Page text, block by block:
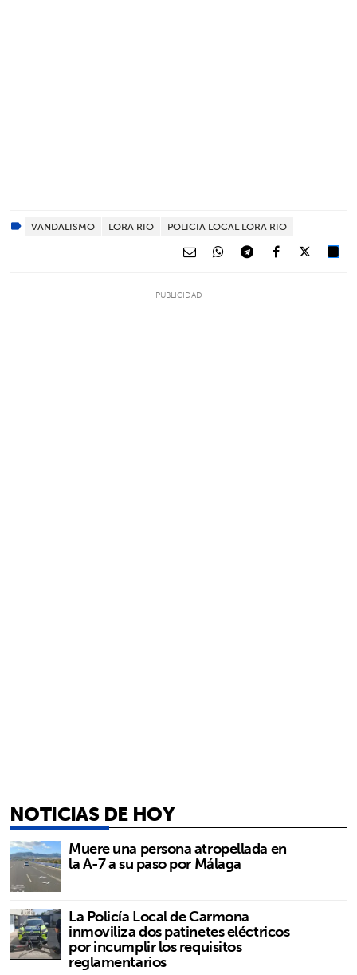
VANDALISMO LORA RIO POLICIA LOCAL LORA RIO
NOTICIAS DE HOY
Muere una persona atropellada en
la A-7 a su paso por Málaga
La Policía Local de Carmona
inmoviliza dos patinetes eléctricos
por incumplir los requisitos
reglamentarios